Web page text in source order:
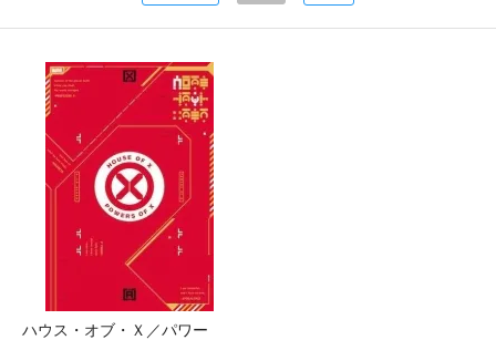
ハウス・オブ・Ｘ／パワー